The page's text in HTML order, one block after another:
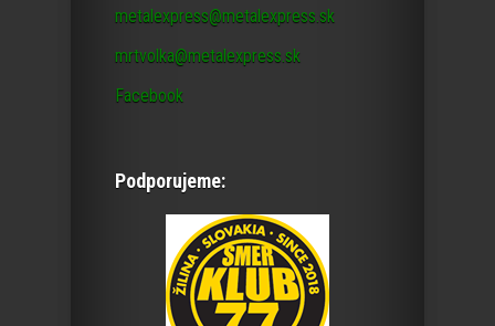
metalexpress@metalexpress.sk
mrtvolka@metalexpress.sk
Facebook
Podporujeme: